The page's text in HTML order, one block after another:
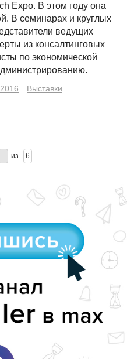
Expo. В этом году она
В семинарах и круглых
ведущих
из консалтинговых
по экономической
Выставки
... из 6